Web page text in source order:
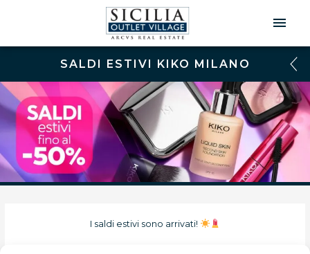
SALDI ESTIVI KIKO MILANO
I saldi estivi sono arrivati!